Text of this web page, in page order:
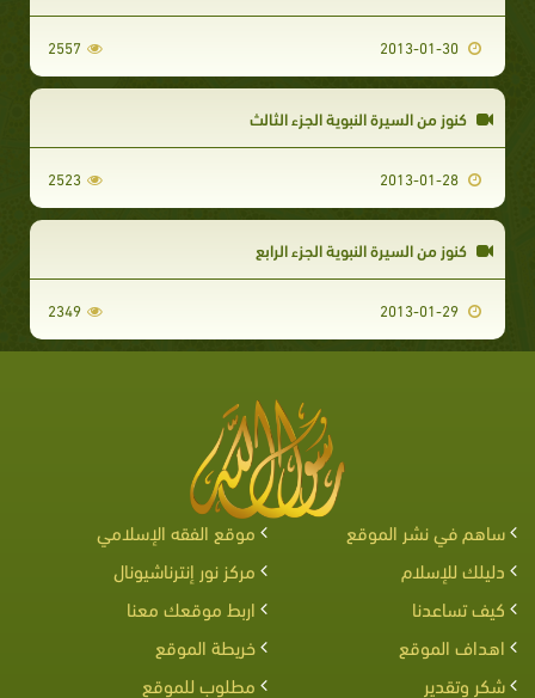
2557
كنوز من السيرة النبوية الجزء الثالث
2523
كنوز من السيرة النبوية الجزء الرابع
2349
ساهم في نشر الموقع
موقع الفقه الإسلامي
دليلك للإسلام
مركز نور إنترناشيونال
كيف تساعدنا
اربط موقعك معنا
اهداف الموقع
خريطة الموقع
شكر وتقدير
مطلوب للموقع